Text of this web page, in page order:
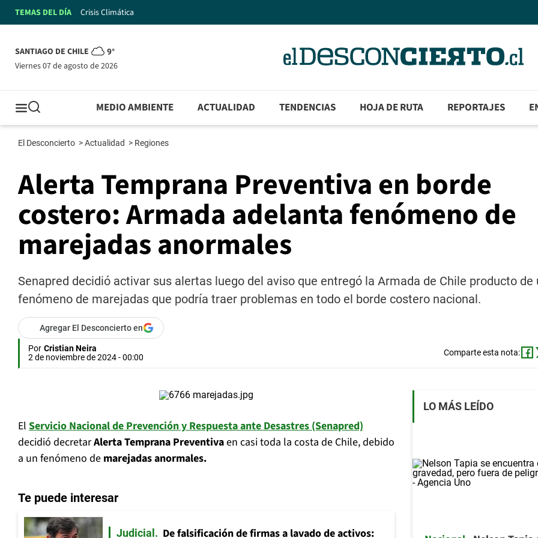
TEMAS DEL DÍA Crisis Climática
SANTIAGO DE CHILE 9°
viernes 07 de agosto de 2026
MEDIO AMBIENTE ACTUALIDAD TENDENCIAS HOJA DE RUTA REPORTAJES
El Desconcierto >Actualidad > Regiones
Alerta Temprana Preventiva en borde
costero: Armada adelanta fenómeno de
marejadas anormales
Senapred decidió activar sus alertas luego del aviso que entregó la Armada de Chile producto de
fenómeno de marejadas que podría traer problemas en todo el borde costero nacional.
Agregar El Desconcierto en
Por Cristian Neira
2 de noviembre de 2024 - 00:00
Comparte esta nota:
El Servicio Nacional de Prevención y Respuesta ante Desastres (Senapred)
decidió decretarAlerta Temprana Preventivaen casi toda la costa de Chile, debido
a un fenómeno de marejadas anormales.
Te puede interesar
Judicial De falsificación de firmas a lavado de activos:
LO MÁS LEÍDO